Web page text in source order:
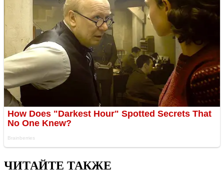
ЧИТАЙТЕ ТАКЖЕ